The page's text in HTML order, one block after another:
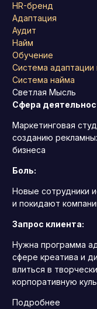
HR-бренд
Адаптация
Аудит
Найм
Обучение
Система адаптации
Система найма
Светлая Мысль
Сфера
Маркетинговая
созданию
бизнеса
Боль:
Новые сотрудники
и покидают
Запрос клиента:
Нужна программа
сфере креатива и
влиться в
корпоративную
Подробнее